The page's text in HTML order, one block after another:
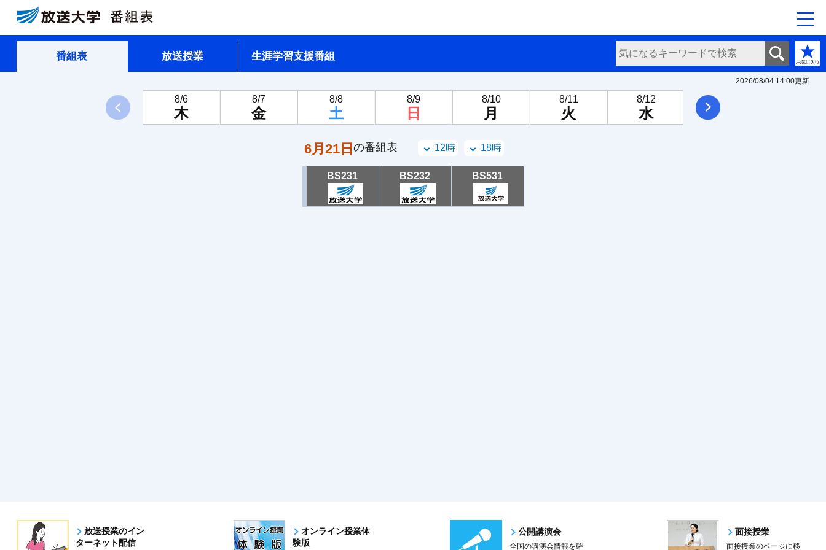
番組表 放送授業 生涯学習支援番組
2026/08/04 14:00更新
8/6
木
8/7
金
8/8
土
8/9
日
8/10
月
8/11
火
8/12
水
8/13
木次へ
6月21日の番組表 12時 18時
BS231 BS232 BS531
放送授業のイン
ターネット配信
オンライン授業体
験版
公開講演会
全国の講演会情報を確
面接授業
面接授業のページに移